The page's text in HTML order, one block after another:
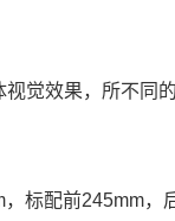
觉效果，所不同
标配前245mm，